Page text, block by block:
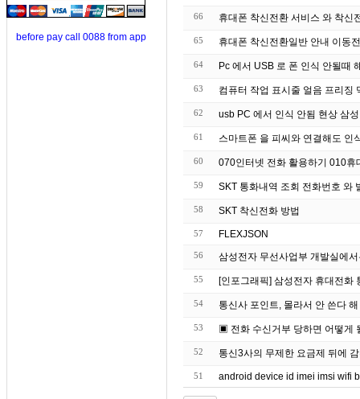
before pay call 0088 from app
66 휴대폰
65 휴대폰 착신전환일반 안내 이동
64 Pc 에서 USB 로 폰 인식 안될때
63 컴퓨터 작업 표시줄 얼음 프리징
62 usb PC 에서 인식 안됨 현상 삼
61 스마트폰 을 피씨와 연결해도 인
60 070인터넷 전화 활용하기 010휴
59 SKT 통화내역 조회 전화번호 와
58 SKT 착신전화 방법
57 FLEXJSON
56 삼성전자 무선사업부 개발실에
55 [인포그래픽] 삼성전자 휴대전화
54 통
53 ▣ 전화 수신거부 당하면 어떻게
52 통신3사의 무제한 요금제 뒤에
51 android device id imei imsi wifi